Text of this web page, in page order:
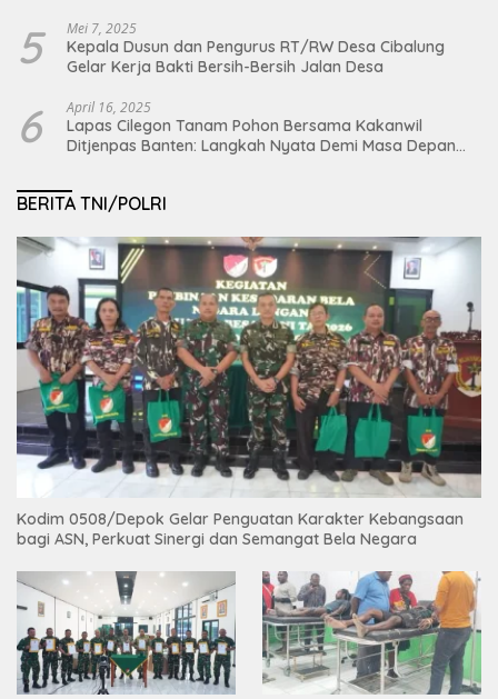
5 Mei 7, 2025
Kepala Dusun dan Pengurus RT/RW Desa Cibalung
Gelar Kerja Bakti Bersih-Bersih Jalan Desa
6 April 16, 2025
Lapas Cilegon Tanam Pohon Bersama Kakanwil
Ditjenpas Banten: Langkah Nyata Demi Masa Depan
BERITA TNI/POLRI
Kodim 0508/Depok Gelar Penguatan Karakter Kebangsaan
bagi ASN, Perkuat Sinergi dan Semangat Bela Negara